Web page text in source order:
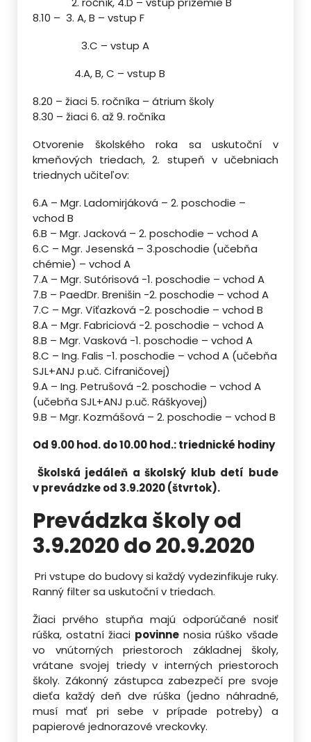
8.10 – 3. A, B – vstup F
3.C – vstup A
4.A, B, C – vstup B
8.20 – žiaci 5. ročníka – átrium školy
8.30 – žiaci 6. až 9. ročníka
Otvorenie školského roka sa uskutoční v
kmeňových triedach, 2. stupeň v učebniach
triednych učiteľov:
6.A – Mgr. Ladomirjáková – 2. poschodie –
vchod B
6.B – Mgr. Jacková – 2. poschodie – vchod A
6.C – Mgr. Jesenská – 3.poschodie (učebňa
chémie) – vchod A
7.A – Mgr. Sutórisová -1. poschodie – vchod A
7.B – PaedDr. Brenišin -2. poschodie – vchod A
7.C – Mgr. Víťazková -2. poschodie – vchod B
8.A – Mgr. Fabriciová -2. poschodie – vchod A
8.B – Mgr. Vasková -1. poschodie – vchod A
8.C – Ing. Falis -1. poschodie – vchod A (učebňa
SJL+ANJ p.uč. Cifraničovej)
9.A – Ing. Petrušová -2. poschodie – vchod A
(učebňa SJL+ANJ p.uč. Ráškyovej)
9.B – Mgr. Kozmášová – 2. poschodie – vchod B
Od 9.00 hod. do 10.00 hod.: triednické hodiny
Školská jedáleň a školský klub detí bude
v prevádzke od 3.9.2020 (štvrtok).
Prevádzka školy od
3.9.2020 do 20.9.2020
Pri vstupe do budovy si každý vydezinfikuje ruky.
Ranný filter sa uskutoční v triedach.
Žiaci prvého stupňa majú odporúčané nosiť
rúška, ostatní žiaci povinne nosia rúško všade
vo vnútorných priestoroch základnej školy,
vrátane svojej triedy v interných priestoroch
školy. Zákonný zástupca zabezpečí pre svoje
dieťa každý deň dve rúška (jedno náhradné,
musí mať pri sebe v prípade potreby) a
papierové jednorazové vreckovky.